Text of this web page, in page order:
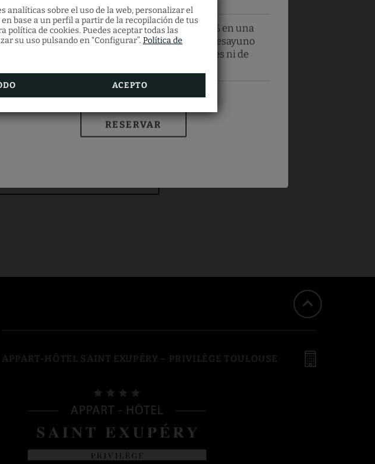
analíticas sobre el uso de la web, personalizar el
base a un perfil a partir de la recopilación de tus
política de cookies. Puedes aceptar todas las
su uso pulsando en “Configurar”. Política de
ACEPTO
ADAPTE A SUS GUSTOS!
APPART-HÔTEL SAINT EXUPÉRY – PRIVILÈGE TOULOUSE
Del 4 de marzo al 31 de agosto, ahorra un 10% en una
selección de apartamentos superiores con desayuno
incluido. Oferta válida sin mínimo de noches ni de
RESERVAR